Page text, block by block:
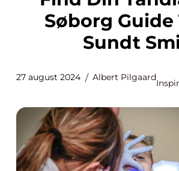
Søborg Guide
Sundt
27 august 2024 Albert Pilgaard